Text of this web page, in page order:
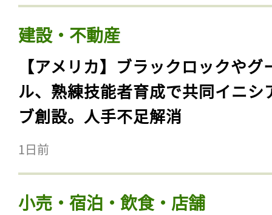
建設・不動産
【アメリカ】ブラックロックやグ
ル、熟練技能者育成で共同イニシ
ブ創設。人手不足解消
1日前
小売・宿泊・飲食・店舗